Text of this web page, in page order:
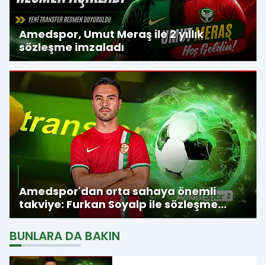
Amedspor, Umut Meraş ile 2 yıllık
sözleşme imzaladı
Amedspor'dan orta sahaya önemli
takviye: Furkan Soyalp ile sözleşme
imzalandı
BUNLARA DA BAKIN